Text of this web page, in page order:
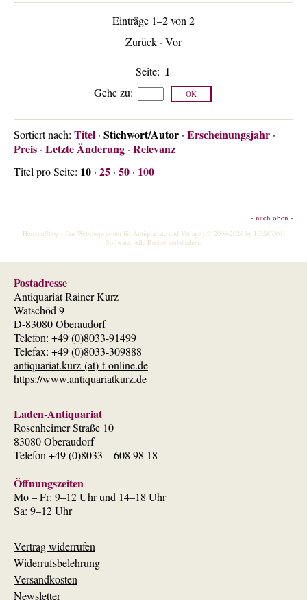
Einträge 1–2 von 2
Zurück · Vor
Seite: 1
Gehe zu:
Sortiert nach: Titel · Stichwort/Autor · Erscheinungsjahr ·
Preis · Letzte Änderung · Relevanz
Titel pro Seite: 10 · 25 · 50 · 100
- nach oben -
HescomShop- Das Webshopsystem für Antiquariate und Verlage | © 2006-2026 by HESCOM-
Software. Alle Rechte vorbehalten.
Postadresse
Antiquariat Rainer Kurz
Watschöd 9
D-83080 Oberaudorf
Telefon: +49 (0)8033-91499
Telefax: +49 (0)8033-309888
antiquariat.kurz (at) t-online.de
https://www.antiquariatkurz.de
Laden-Antiquariat
Rosenheimer Straße 10
83080 Oberaudorf
Telefon +49 (0)8033 – 608 98 18
Öffnungszeiten
Mo – Fr: 9–12 Uhr und 14–18 Uhr
Sa: 9–12 Uhr
Vertrag widerrufen
Widerrufsbelehrung
Versandkosten
Newsletter